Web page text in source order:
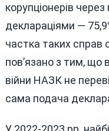
корупціонерів
деклараціями —
частка таких справ
пов’язано з тим, що
війни НАЗК не
сама подача